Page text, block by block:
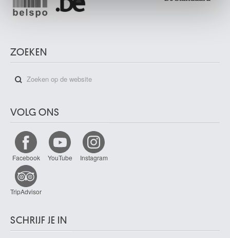
ZOEKEN
VOLG ONS
Facebook YouTube Instagram
TripAdvisor
SCHRIJF JE IN